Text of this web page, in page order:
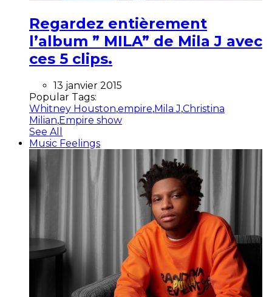
Regardez entièrement
l’album ” MILA” de Mila J avec
ces 5 clips.
13 janvier 2015
Popular Tags:
Whitney Houston,empire,Mila J,Christina
Milian,Empire show
See All
Music Feelings